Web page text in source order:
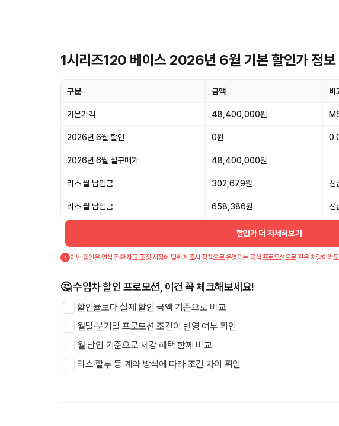
1시리즈120 베이스 2026년 6월 기본 할인가 정보
구분 금액 비
기본가격 48,400,000원
2026년 6월 할인 0원
2026년 6월 실구매가 48,400,000원
리스 월 납입금 302,679원 선
리스 월 납입금 658,386원 선
할인가 더 자세히보기
이번 할인은 연식 전환·재고 조정 시점에 맞춰 제조사 정책으로 운영되는 공식 프로모션으로 같은 차량이라
🤔 수입차 할인 프로모션, 이건 꼭 체크해보세요!
할인율보다 실제 할인 금액 기준으로 비교
월말·분기말 프로모션 조건이 반영 여부 확인
월 납입 기준으로 체감 혜택 함께 비교
리스·할부 등 계약 방식에 따라 조건 차이 확인